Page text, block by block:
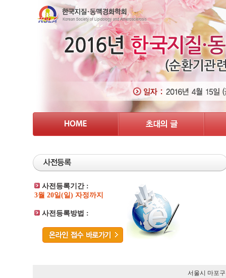
사전등록기간 :
3월 20일(일) 자정까지
사전등록방법 :
서울시 마포